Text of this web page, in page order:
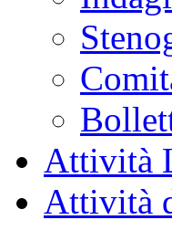
Attività
Attività